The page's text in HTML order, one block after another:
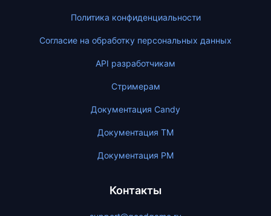
Политика конфиденциальности
Согласие на обработку персональных данных
API разработчикам
Стримерам
Документация Candy
Документация ТМ
Документация PM
Контакты